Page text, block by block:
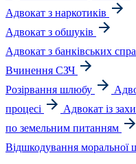
Адвокат з наркотиків
Адвокат з обшуків
Адвокат з банківських
Вчинення СЗЧ
Розірвання шлюбу
процесі
Адвокат із
по земельним питанням
Відшкодування моральної